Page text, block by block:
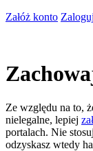
Załóż konto
Ze względu na to,
nielegalne, lepiej
portalach. Nie
odzyskasz wtedy